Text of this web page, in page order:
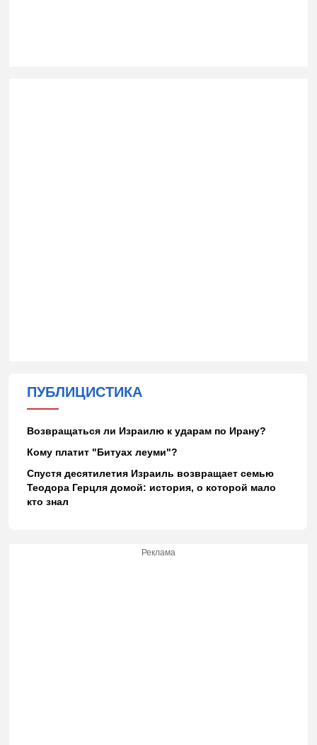
ПУБЛИЦИСТИКА
Возвращаться ли Израилю к ударам по Ирану?
Кому платит "Битуах леуми"?
Спустя десятилетия Израиль возвращает семью
Теодора Герцля домой: история, о которой мало
кто знал
Реклама